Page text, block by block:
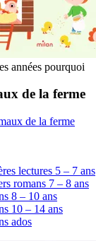
années pourquoi
de la ferme
de la ferme
lectures 5 – 7 ans
romans 7 – 8 ans
8 – 10 ans
10 – 14 ans
ados